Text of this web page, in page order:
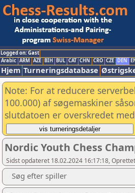
Logged on: Gast
Arabic ARM AZE BIH BUL CAT CHN CRO CZE DEN
Hjem Turneringsdatabase
Note: For at reducere
100.000) af søgemaskiner
slutdatoen er overskredet
Nordic Youth Chess
Sidst opdateret 18.02.2024 16:17:18,
Søg efter spiller